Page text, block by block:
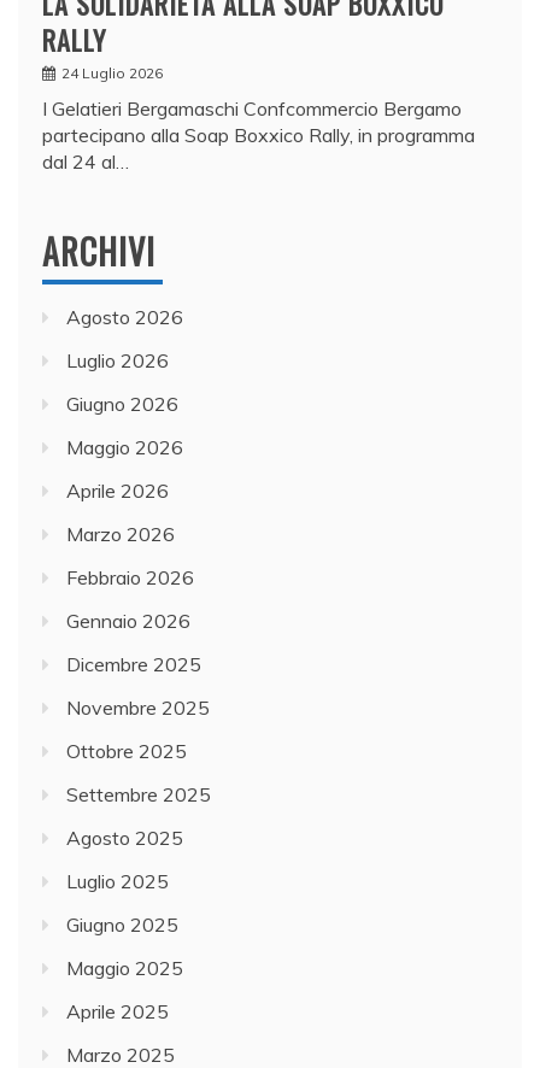
RALLY
24 Luglio 2026
I Gelatieri Bergamaschi Confcommercio Bergamo
partecipano alla Soap Boxxico Rally, in programma
dal 24 al…
ARCHIVI
Agosto 2026
Luglio 2026
Giugno 2026
Maggio 2026
Aprile 2026
Marzo 2026
Febbraio 2026
Gennaio 2026
Dicembre 2025
Novembre 2025
Ottobre 2025
Settembre 2025
Agosto 2025
Luglio 2025
Giugno 2025
Maggio 2025
Aprile 2025
Marzo 2025